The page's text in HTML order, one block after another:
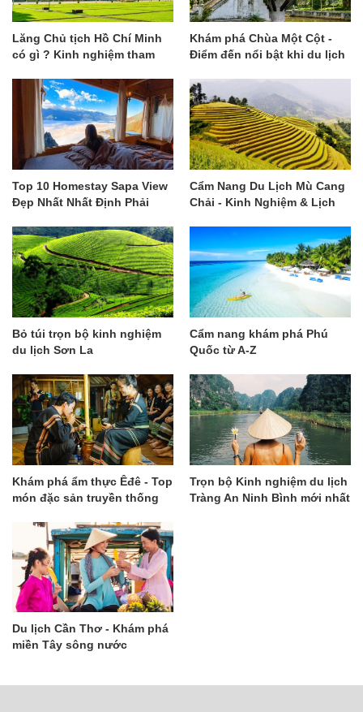
Lăng Chủ tịch Hồ Chí Minh
có gì ? Kinh nghiệm tham
Khám phá Chùa Một Cột -
Điểm đến nổi bật khi du lịch
Top 10 Homestay Sapa View
Đẹp Nhất Nhất Định Phải
Cẩm Nang Du Lịch Mù Cang
Chải - Kinh Nghiệm & Lịch
Bỏ túi trọn bộ kinh nghiệm
du lịch Sơn La
Cẩm nang khám phá Phú
Quốc từ A-Z
Khám phá ẩm thực Êđê - Top
món đặc sản truyền thống
Trọn bộ Kinh nghiệm du lịch
Tràng An Ninh Bình mới nhất
Du lịch Cần Thơ - Khám phá
miền Tây sông nước